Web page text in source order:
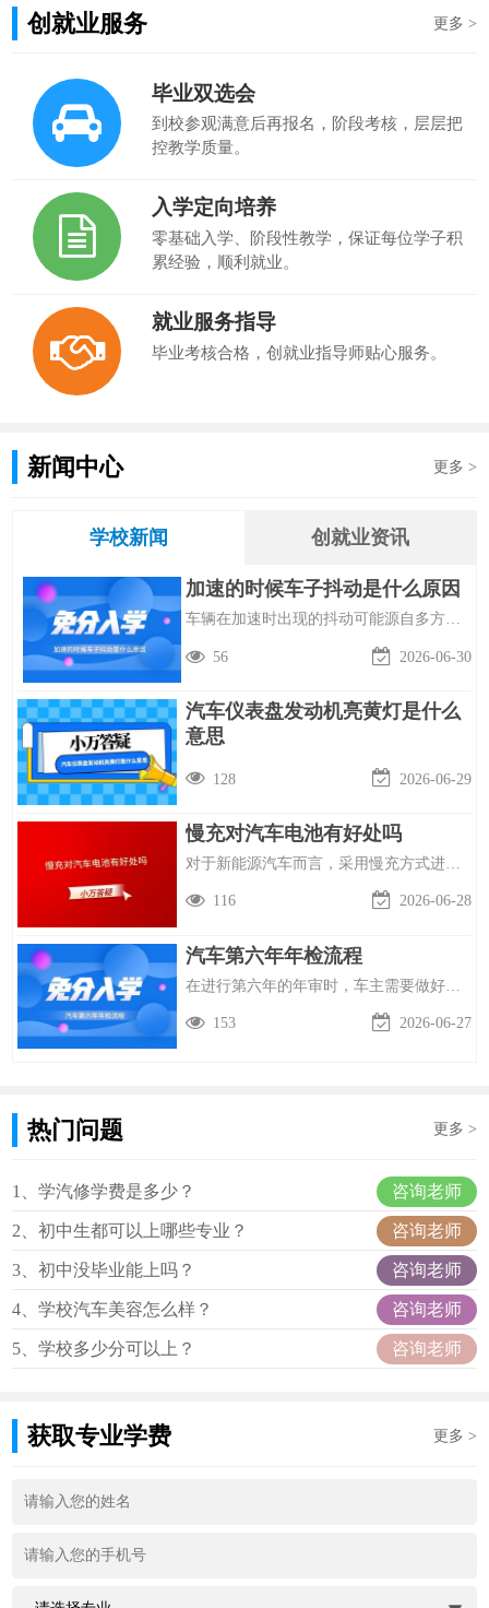
创就业服务 更多 >
毕业双选会
到校参观满意后再报名，阶段考核，层层把
控教学质量。
入学定向培养
零基础入学、阶段性教学，保证每位学子积
累经验，顺利就业。
就业服务指导
毕业考核合格，创就业指导师贴心服务。
新闻中心 更多 >
学校新闻 创就业资讯
加速的时候车子抖动是什么原因
56 2026-06-30
汽车仪表盘发动机亮黄灯是什么
意思
128 2026-06-29
慢充对汽车电池有好处吗
116 2026-06-28
汽车第六年年检流程
153 2026-06-27
热门问题 更多 >
1、学汽修学费是多少？ 咨询老师
2、初中生都可以上哪些专业？ 咨询老师
3、初中没毕业能上吗？ 咨询老师
4、学校汽车美容怎么样？ 咨询老师
5、学校多少分可以上？ 咨询老师
获取专业学费 更多 >